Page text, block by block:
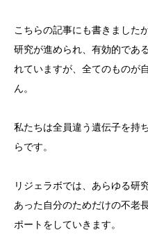
こちらの記事にも書きました
研究が進められ、有効的であ
れていますが、全てのものが
ん。
私たちは全員違う遺伝子を持
らです。
リジェラボでは、あらゆる研
あった自分のためだけの不老
ポートをしていきます。